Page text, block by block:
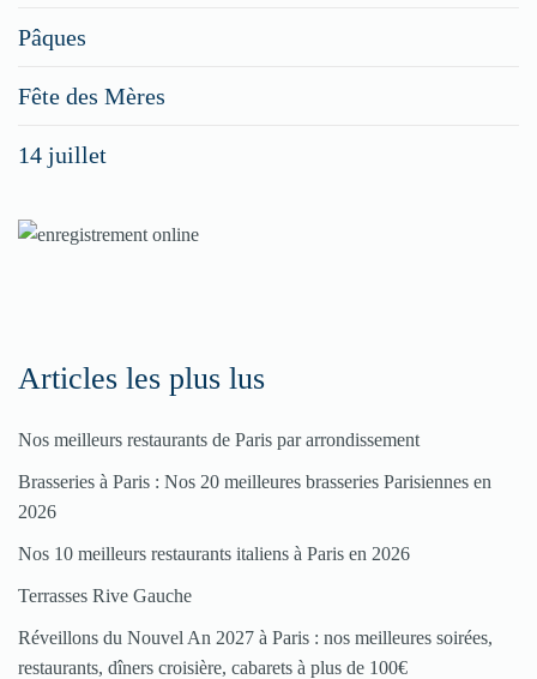
enregistrer
votre
Cliquez
Pâques
Fête des Mères
14 juillet
Articles les plus lus
Nos meilleurs restaurants de Paris par arrondissement
Brasseries à Paris : Nos 20 meilleures brasseries Parisiennes en
2026
Nos 10 meilleurs restaurants italiens à Paris en 2026
Terrasses Rive Gauche
Réveillons du Nouvel An 2027 à Paris : nos meilleures soirées,
restaurants, dîners croisière, cabarets à plus de 100€